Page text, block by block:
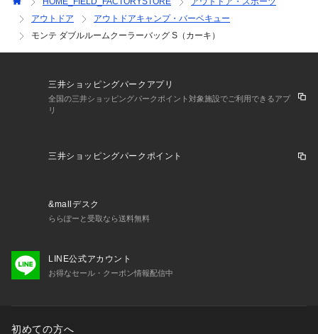
アウトドア
アウトドアキャンプ・バーベキュー
モンテ ダブルルームクーラーバッグ S（カーキ）
三井ショッピングパークアプリ
全国の三井ショッピングパークポイント対象施設でご利用できるアプ
リ
三井ショッピングパークポイント
&mallデスク
ららぽーと受取なら送料無料
LINE公式アカウント
お得なセール・クーポン情報配信中
初めての方へ